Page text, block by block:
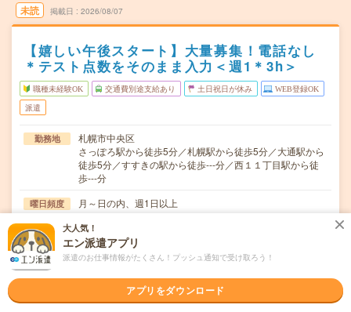
未読 掲載日 2026/08/07
【嬉しい午後スタート】大量募集！電話なし
＊テスト点数をそのまま入力＜週1＊3h＞
職種未経験OK 交通費別途支給あり 土日祝日が休み WEB登録OK
派遣
勤務地
札幌市中央区
さっぽろ駅から徒歩5分／札幌駅から徒歩5分／大通駅から
徒歩5分／すすきの駅から徒歩---分／西１１丁目駅から徒
歩---分
曜日頻度 月～日の内、週1日以上
時間
13:00～17:00の間で1日3時間～その他時間も相談くださ
い！
期間
時給1600円～ ＊日収例：4800円（時給1600円×3時
間） ＊週払いOK ＊昇給あり ※経験スキルにより時給
大人気！
エン派遣アプリ
派遣のお仕事情報がたくさん！プッシュ通知で受け取ろう！
アプリをダウンロード